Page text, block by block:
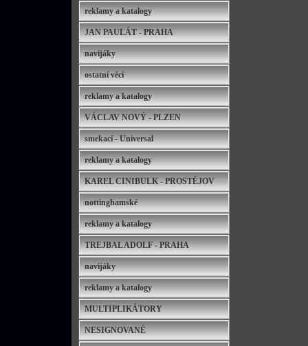
reklamy a katalogy
JAN PAULÁT - PRAHA
navijáky
ostatní věci
reklamy a katalogy
VÁCLAV NOVÝ - PLZEN
smekací - Universal
reklamy a katalogy
KAREL CINIBULK - PROSTĚJOV
nottinghamské
reklamy a katalogy
TREJBAL ADOLF - PRAHA
navijáky
reklamy a katalogy
MULTIPLIKÁTORY
NESIGNOVANÉ